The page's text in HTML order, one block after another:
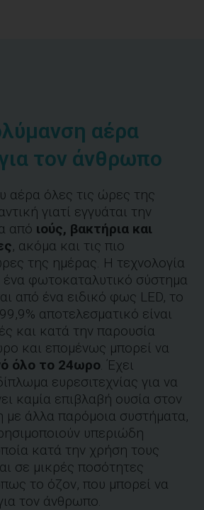
αέρα
τον άνθρωπο
αέρα όλες τις ώρες της
γιατί εγγυάται την
από ιούς, βακτήρια και
, ακόμα και τις πιο
της ημέρας. Η τεχνολογία
ένα φωτοκαταλυτικό σύστημα
από ένα ειδικό φως LED, το
αποτελεσματικό είναι
και κατά την παρουσία
και επομένως μπορεί να
όλο το 24ωρο. Έχει
ευρεσιτεχνίας για να
καμία επιβλαβή ουσία στον
με άλλα παρόμοια συστήματα,
υπεριώδη
κατά την χρήση τους
σε μικρές ποσότητες
το όζον, που μπορεί να
τον άνθρωπο.